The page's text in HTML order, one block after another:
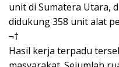
unit di Sumatera Utara,
didukung 358 unit alat
¬†
Hasil kerja terpadu